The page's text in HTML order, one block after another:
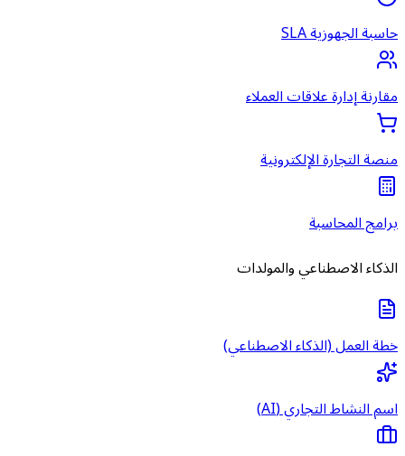
حاسبة الجهوزية SLA
مقارنة إدارة علاقات العملاء
منصة التجارة الإلكترونية
برامج المحاسبة
الذكاء الاصطناعي والمولدات
خطة العمل (الذكاء الاصطناعي)
اسم النشاط التجاري (AI)